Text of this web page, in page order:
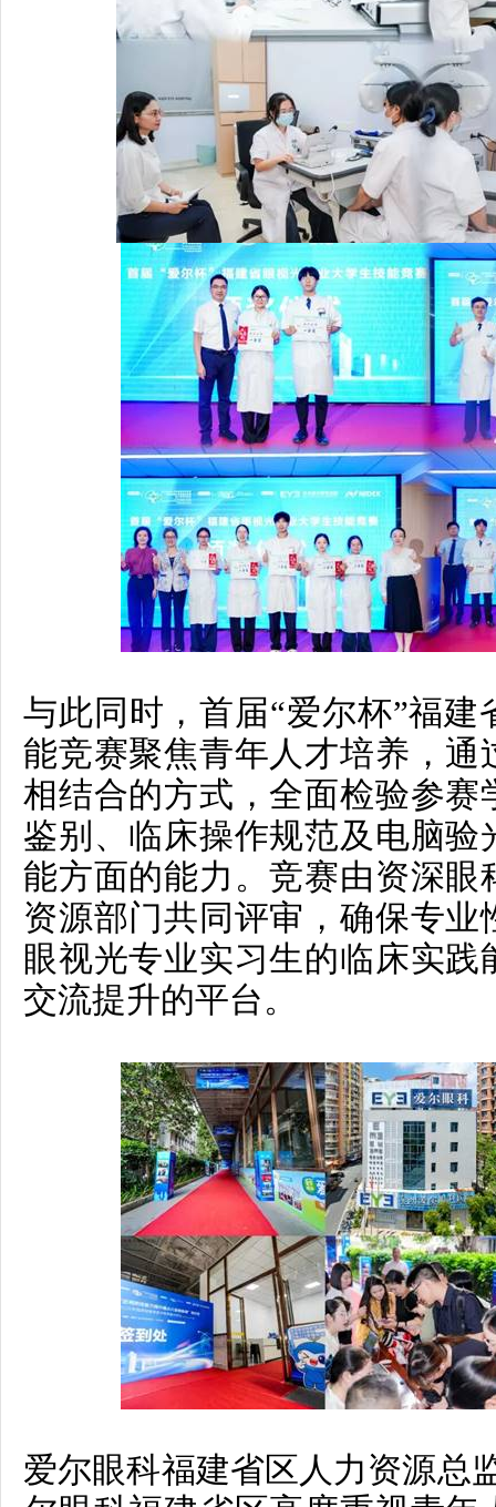
与此同时，首届“爱尔杯”福
能竞赛聚焦青年人才培养，通
相结合的方式，全面检验参赛
鉴别、临床操作规范及电脑验
能方面的能力。竞赛由资深眼
资源部门共同评审，确保专
眼视光专业实习生的临床实
交流提升的平台。
爱尔眼科福建省区人力资源总